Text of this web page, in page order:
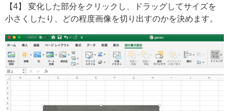
【4】 変化した部分をクリックし、ドラッグしてサイズを
小さくしたり、どの程度画像を切り出すのかを決めます。